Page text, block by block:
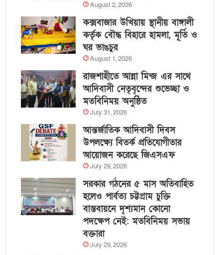
August 2, 2026
কক্সবাজার উখিয়ায় স্থানীয় বাঙ্গালী
কর্তৃক বৌদ্ধ বিহারে হামলা, মূর্তি ও
ঘর ভাঙচুর
August 1, 2026
রাজশাহীতে আন্না মিন্জ এর সাথে
আদিবাসী নেতৃবৃন্দের শুভেচ্ছা ও
মতবিনিময় অনুষ্ঠিত
July 31, 2026
আন্তর্জাতিক আদিবাসী দিবস
উপলক্ষ্যে বিতর্ক প্রতিযোগীতার
আয়োজন করেছে জিএসএফ
July 29, 2026
সরকার গঠনের ৫ মাস অতিবাহিত
হলেও পার্বত্য চট্টগ্রাম চুক্তি
বাস্তবায়নে দৃশ্যমান কোনো
পদক্ষেপ নেই: মতবিনিময় সভায়
বক্তারা
July 29, 2026